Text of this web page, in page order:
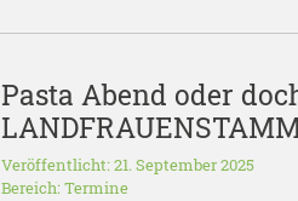
Pasta Abend oder
Veröffentlicht: 21. September 2025
Bereich:Termine